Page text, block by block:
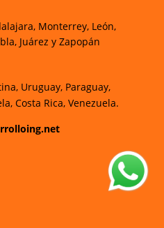
Monterrey, León,
Juárez y Zapopán
Uruguay, Paraguay,
Costa Rica, Venezuela.
w